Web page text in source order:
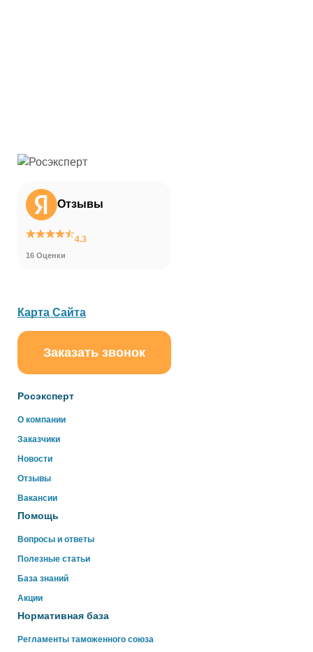
Отзывы
4.3
16 Оценки
Росэксперт
О компании
Заказчики
Новости
Отзывы
Вакансии
Помощь
Вопросы и ответы
Полезные статьи
База знаний
Акции
Нормативная база
Регламенты таможенного союза
Карта Сайта
Заказать звонок
online
Здравствуйте!
Свяжитесь с нами через WhatsApp нажав на кнопку